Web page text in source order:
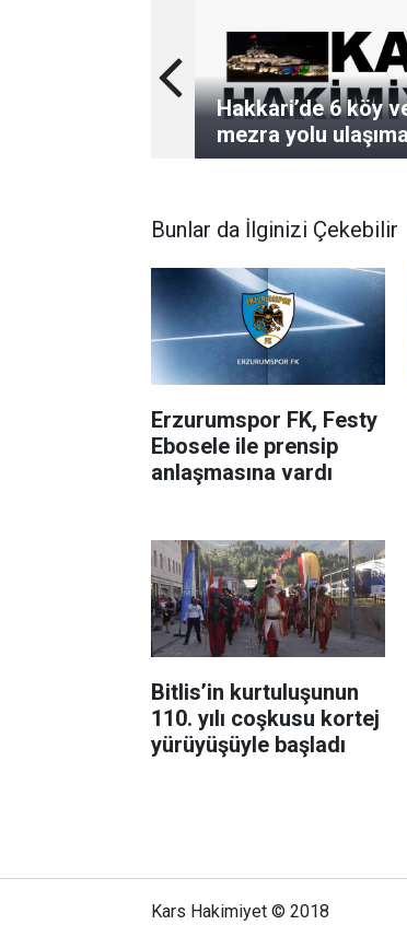
Hakkari’de 6 köy
mezra yolu
Bunlar da İlginizi Çekebilir
Erzurumspor FK, Festy
Ebosele ile prensip
anlaşmasına vardı
Bitlis’in kurtuluşunun
110. yılı coşkusu kortej
yürüyüşüyle başladı
Kars Hakimiyet © 2018